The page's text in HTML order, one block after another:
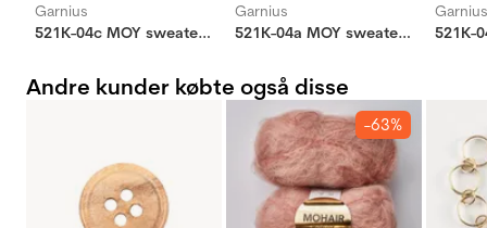
Garnius
521K-04c MOY sweater mini
Garnius
521K-04a MOY sweater mini
Garnius
Andre kunder købte også disse
-63%